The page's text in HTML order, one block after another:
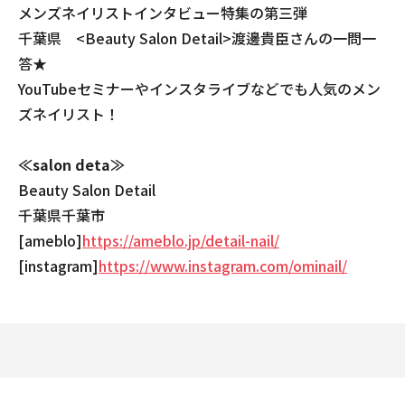
メンズネイリストインタビュー特集の第三弾
千葉県 <Beauty Salon Detail>渡邊貴臣さんの一問一
答★
YouTubeセミナーやインスタライブなどでも人気のメン
ズネイリスト！
≪salon deta≫
Beauty Salon Detail
千葉県千葉市
[ameblo]https://ameblo.jp/detail-nail/
[instagram]https://www.instagram.com/ominail/